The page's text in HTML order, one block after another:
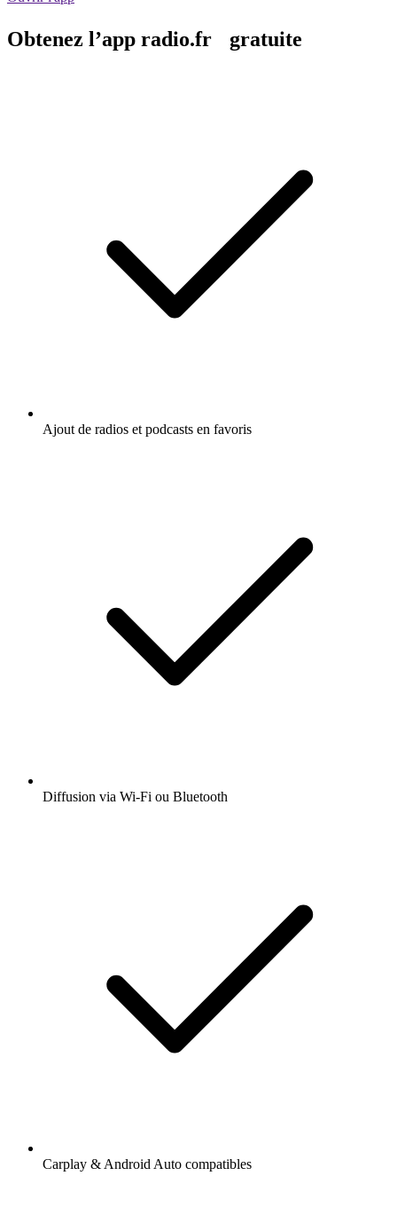
Obtenez l’app radio.fr gratuite
Ajout de radios et podcasts en favoris
Diffusion via Wi-Fi ou Bluetooth
Carplay & Android Auto compatibles